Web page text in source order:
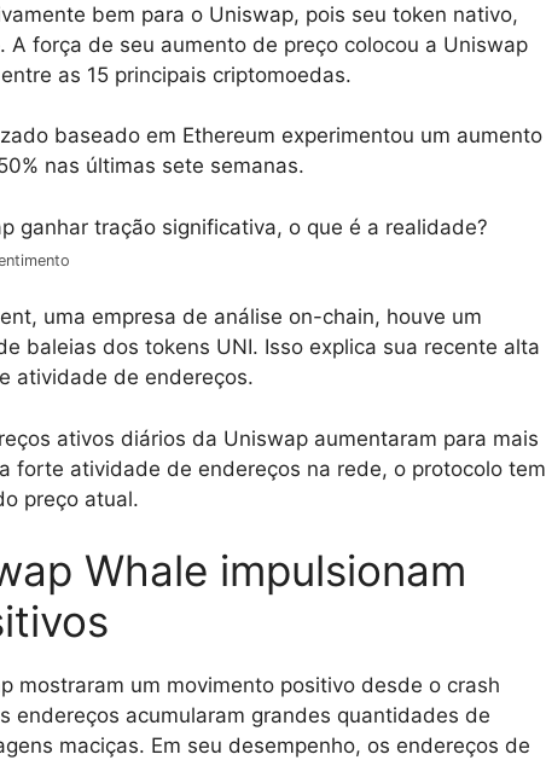
bem para o Uniswap, pois seu token nativo,
A força de seu aumento de preço colocou a Uniswap
as 15 principais criptomoedas.
baseado em Ethereum experimentou um aumento
nas últimas sete semanas.
uma empresa de análise on-chain, houve um
baleias dos tokens UNI. Isso explica sua recente alta
atividade de endereços.
ativos diários da Uniswap aumentaram para mais
forte atividade de endereços na rede, o protocolo tem
preço atual.
Whale impulsionam
mostraram um movimento positivo desde o crash
endereços acumularam grandes quantidades de
maciças. Em seu desempenho, os endereços de